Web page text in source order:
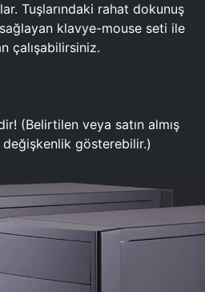
Tuşlarındaki rahat dokunuş
klavye-mouse seti ile
çalışabilirsiniz.
(Belirtilen veya satın almış
gösterebilir.)